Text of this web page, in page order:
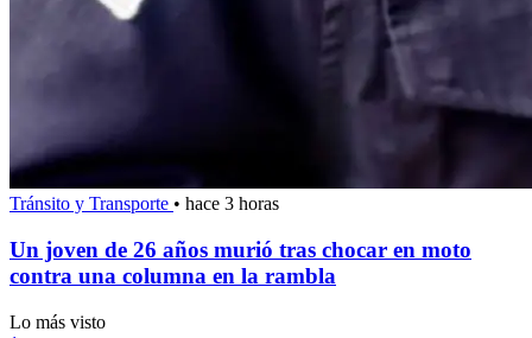
Tránsito y Transporte • hace 3 horas
Un joven de 26 años murió tras chocar en moto
contra una columna en la rambla
Lo más visto